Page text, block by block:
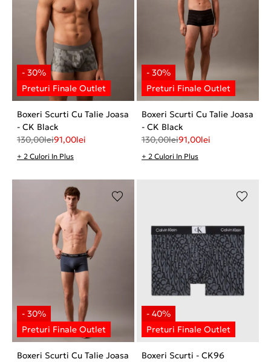
Boxeri Scurti Cu Talie Joasa
- CK Black
130,00lei91,00lei
+ 2 Culori In Plus
Boxeri Scurti Cu Talie Joasa
- CK Black
130,00lei91,00lei
+ 2 Culori In Plus
Boxeri Scurti Cu Talie Joasa
Boxeri Scurti - CK96